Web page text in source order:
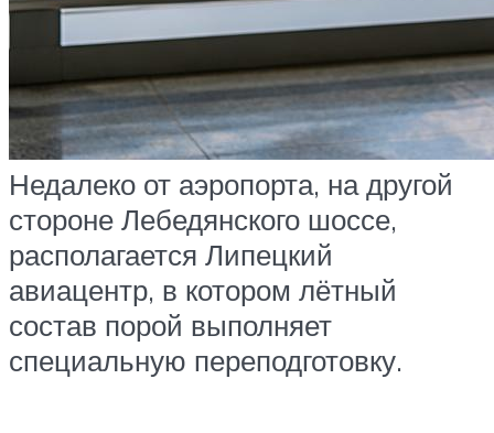
Недалеко от аэропорта, на другой
стороне Лебедянского шоссе,
располагается Липецкий
авиацентр, в котором лётный
состав порой выполняет
специальную переподготовку.